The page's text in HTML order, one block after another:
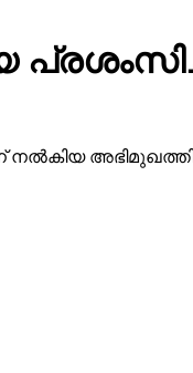
നല്‍കിയ